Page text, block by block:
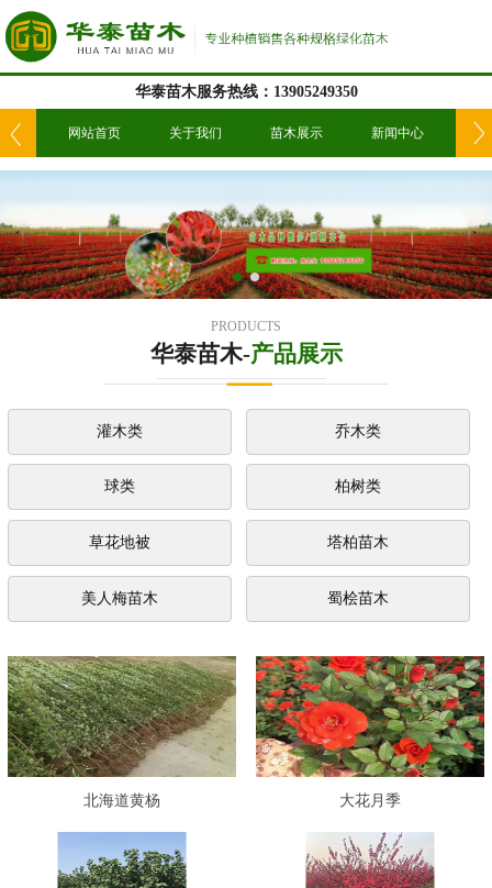
华泰苗木服务热线：13905249350
们 网站首页 关于我们 苗木展示 新闻中心 工
PRODUCTS
华泰苗木-产品展示
灌木类 乔木类
球类 柏树类
草花地被 塔柏苗木
美人梅苗木 蜀桧苗木
北海道黄杨 大花月季